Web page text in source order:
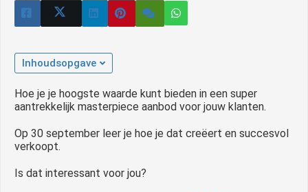
Inhoudsopgave
Hoe je je hoogste waarde kunt bieden in een super
aantrekkelijk masterpiece aanbod voor jouw klanten.
Op 30 september leer je hoe je dat creëert en succesvol
verkoopt.
Is dat interessant voor jou?
gebruikt
de
Hierdoor
website-
van